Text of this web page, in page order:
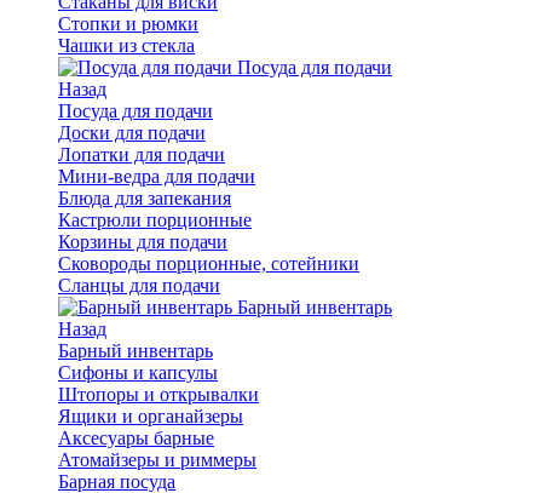
Стопки и рюмки
Чашки из стекла
Посуда для подачи
Назад
Посуда для подачи
Доски для подачи
Лопатки для подачи
Мини-ведра для подачи
Блюда для запекания
Кастрюли порционные
Корзины для подачи
Сковороды порционные, сотейники
Сланцы для подачи
Барный инвентарь
Назад
Барный инвентарь
Сифоны и капсулы
Штопоры и открывалки
Ящики и органайзеры
Аксесуары барные
Атомайзеры и риммеры
Барная посуда